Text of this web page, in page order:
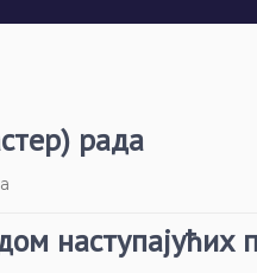
рада
наступајућих